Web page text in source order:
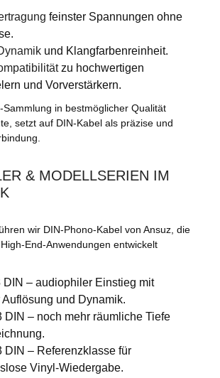
feinster Spannungen ohne
und Klangfarbenreinheit.
zu hochwertigen
und Vorverstärkern.
Sammlung in bestmöglicher Qualität
setzt auf DIN-Kabel als präzise und
& MODELLSERIEN IM
wir DIN-Phono-Kabel von Ansuz, die
End-Anwendungen entwickelt
DIN – audiophiler Einstieg mit
und Dynamik.
DIN – noch mehr räumliche Tiefe
DIN – Referenzklasse für
Vinyl-Wiedergabe.